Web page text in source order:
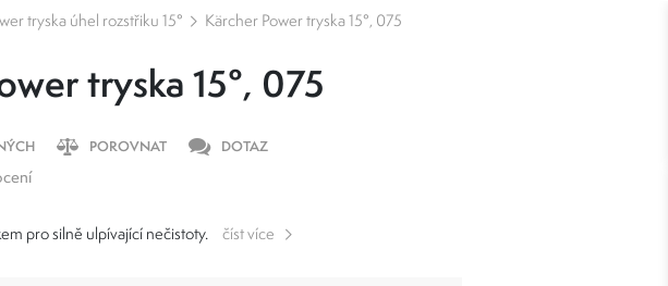
tryska úhel rozstřiku 15° Kärcher Power tryska 15°, 075
tryska 15°, 075
POROVNAT DOTAZ
pro silně ulpívající nečistoty. číst více